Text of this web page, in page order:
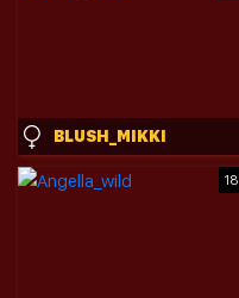
BLUSH_MIKKI